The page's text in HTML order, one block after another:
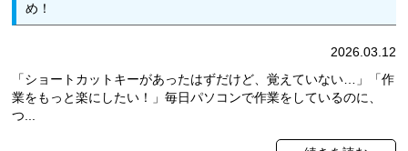
め！
2026.03.12
「ショートカットキーがあったはずだけど、覚えていない…」「作
業をもっと楽にしたい！」毎日パソコンで作業をしているのに、
つ...